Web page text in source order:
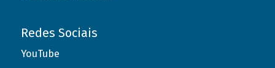
Redes Sociais
YouTube